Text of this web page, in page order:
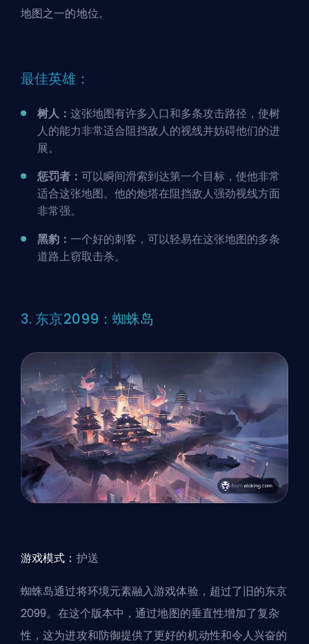
地图之一的地位。
最佳英雄：
树人： 这张地图有许多入口和多条攻击路径，使树
人的能力非常适合阻挡敌人的视线并妨碍他们的进
展。
惩罚者： 可以瞬间滑索到达第一个目标，使他非常
适合这张地图。他的炮塔在阻挡敌人强劲视线方面
非常强。
黑豹： 一个好的刺客，可以轻易在这张地图的多条
道路上窃取击杀。
3. 东京2099：蜘蛛岛
游戏模式： 护送
蜘蛛岛通过将环境元素融入游戏体验，超过了旧的东京
2099。在这个版本中，通过地图的垂直性增加了复杂
性，这为进攻和防御提供了更好的机动性和令人兴奋的